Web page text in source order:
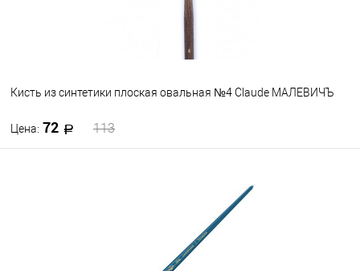
Кисть из синтетики плоская овальная №4 Claude МАЛЕВИЧЪ
Цена: 72 113
В наличии